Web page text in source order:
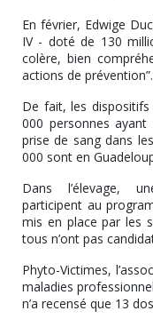
En février, Edwige
IV - doté de 130
colère, bien
actions de prévention”.
De fait, les dispositifs
000 personnes
prise de sang dans
000 sont en
Dans l’élevage,
participent au
mis en place par les
tous n’ont pas
Phyto-Victimes,
maladies
n’a recensé que 13